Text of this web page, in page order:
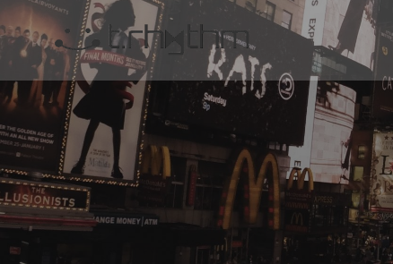
コ
ン
ツ
ス
ッ
プ